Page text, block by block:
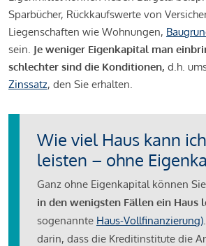
Sparbücher, Rückkaufswerte von
Liegenschaften wie Wohnungen,
sein. Je weniger Eigenkapital man
schlechter sind die Konditionen, d.h.
Zinssatz, den Sie erhalten.
Wie viel Haus kann
leisten – ohne
Ganz ohne Eigenkapital können
in den wenigsten Fällen ein Haus
sogenannte Haus-Vollfinanzierung).
darin, dass die Kreditinstitute die